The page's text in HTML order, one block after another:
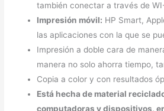
también conectar a través de
Impresión móvil: HP Smart,
las aplicaciones con la que se
Impresión a doble cara de
manera no solo ahorra tiempo,
Copia a color y con resultados
Está hecha de material
computadoras y dispositivos,